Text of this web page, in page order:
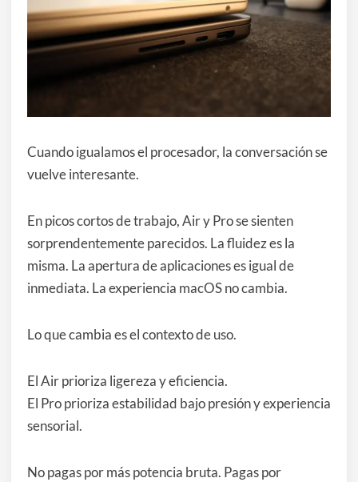
Cuando igualamos el procesador, la conversación se
vuelve interesante.
En picos cortos de trabajo, Air y Pro se sienten
sorprendentemente parecidos. La fluidez es la
misma. La apertura de aplicaciones es igual de
inmediata. La experiencia macOS no cambia.
Lo que cambia es el contexto de uso.
El Air prioriza ligereza y eficiencia.
El Pro prioriza estabilidad bajo presión y experiencia
sensorial.
No pagas por más potencia bruta. Pagas por